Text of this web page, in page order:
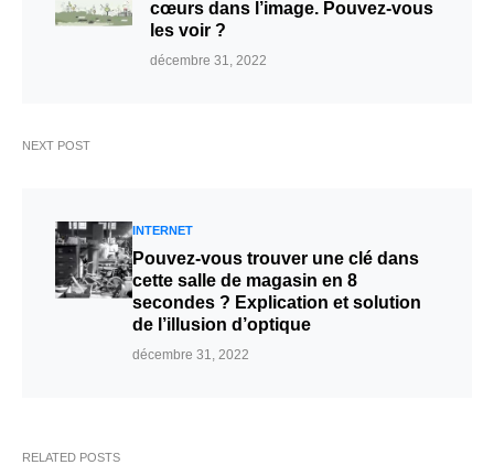
cœurs dans l’image. Pouvez-vous
les voir ?
décembre 31, 2022
NEXT POST
INTERNET
Pouvez-vous trouver une clé dans
cette salle de magasin en 8
secondes ? Explication et solution
de l’illusion d’optique
décembre 31, 2022
RELATED POSTS